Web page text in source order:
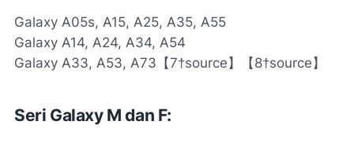
Galaxy A05s, A15, A25, A35, A55
Galaxy A14, A24, A34, A54
Galaxy A33, A53, A73【7†source】【8†source】
Seri Galaxy M dan F: